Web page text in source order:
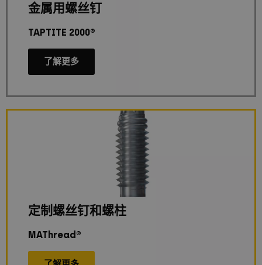
金属用螺丝钉
TAPTITE 2000®
了解更多
定制螺丝钉和螺柱
MAThread®